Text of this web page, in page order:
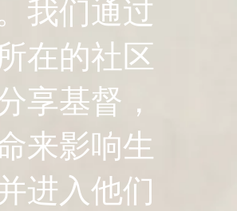
我们通过
在的社区
享基督，
来影响生
进入他们